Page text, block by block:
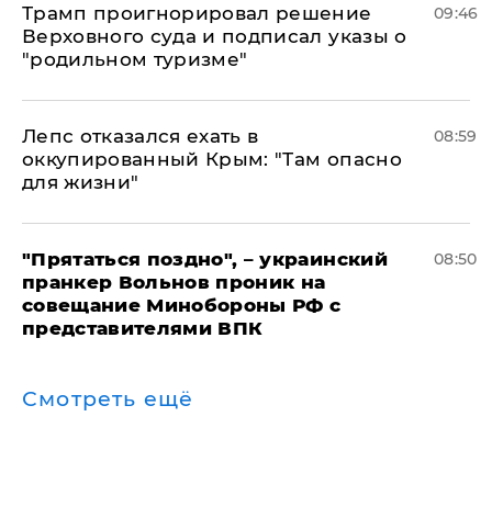
Трамп проигнорировал решение
Верховного суда и подписал указы о
"родильном туризме"
09:46
Лепс отказался ехать в
оккупированный Крым: "Там опасно
для жизни"
08:59
"Прятаться поздно", – украинский
пранкер Вольнов проник на
совещание Минобороны РФ с
представителями ВПК
08:50
Смотреть ещё